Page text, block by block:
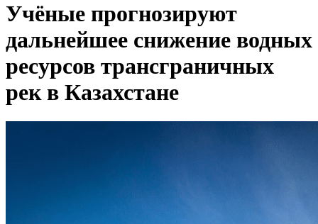
Учёные прогнозируют
дальнейшее снижение водных
ресурсов трансграничных
рек в Казахстане